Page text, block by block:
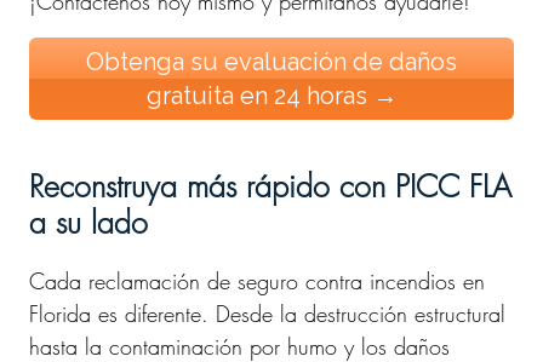
Obtenga su evaluación de daños
gratuita en 24 horas →
Reconstruya más rápido con PICC FLA
a su lado
Cada reclamación de seguro contra incendios en
Florida es diferente. Desde la destrucción estructural
hasta la contaminación por humo y los daños